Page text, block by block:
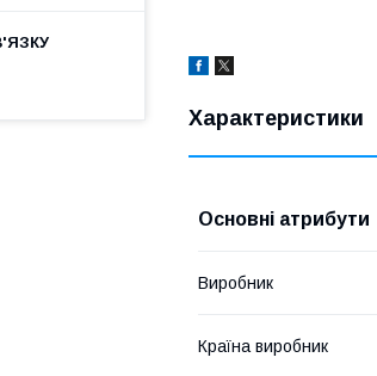
Характеристики
Основні атрибути
Виробник
Країна виробник